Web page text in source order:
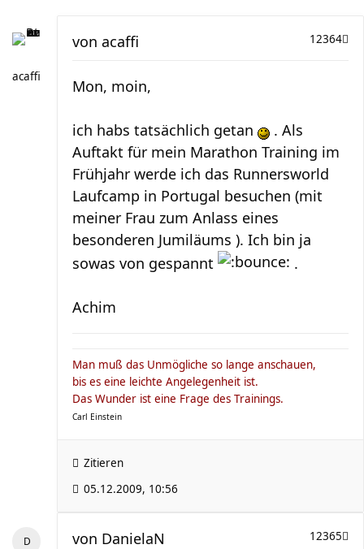
acaffi
12364
von acaffi
Mon, moin,
ich habs tatsächlich getan
. Als
Auftakt für mein Marathon Training im
Frühjahr werde ich das Runnersworld
Laufcamp in Portugal besuchen (mit
meiner Frau zum Anlass eines
besonderen Jumiläums ). Ich bin ja
sowas von gespannt
.
Achim
Man muß das Unmögliche so lange anschauen,
bis es eine leichte Angelegenheit ist.
Das Wunder ist eine Frage des Trainings.
Carl Einstein
Zitieren
05.12.2009, 10:56
12365
von DanielaN